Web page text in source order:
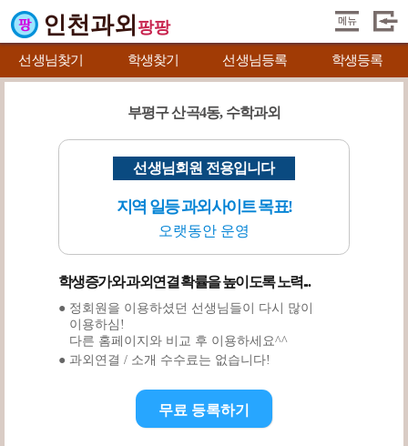
인천과외 팡팡
선생님찾기 학생찾기 선생님등록 학생등록
부평구 산곡4동, 수학과외
선생님회원 전용입니다
지역 일등 과외사이트 목표!
오랫동안 운영
학생증가와 과외연결 확률을 높이도록 노력...
● 정회원을 이용하셨던 선생님들이 다시 많이
이용하심!
다른 홈페이지와 비교 후 이용하세요^^
● 과외연결 / 소개 수수료는 없습니다!
무료 등록하기